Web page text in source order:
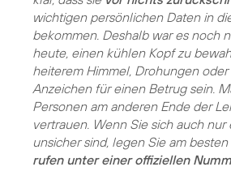
wichtigen persönlichen Daten in
bekommen. Deshalb war es noch
heute, einen kühlen Kopf zu
heiterem Himmel, Drohungen
Anzeichen für einen Betrug sein.
Personen am anderen Ende der
vertrauen. Wenn Sie sich auch nur
unsicher sind, legen Sie am
rufen unter einer offiziellen